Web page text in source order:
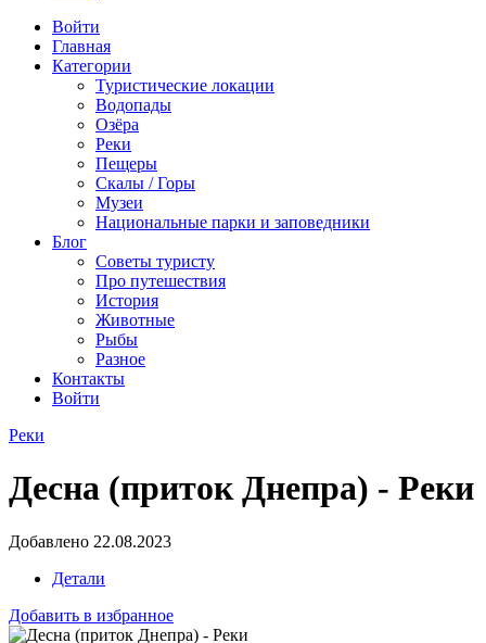
Войти
Главная
Категории
Туристические локации
Водопады
Озёра
Реки
Пещеры
Скалы / Горы
Музеи
Национальные парки и заповедники
Блог
Советы туристу
Про путешествия
История
Животные
Рыбы
Разное
Контакты
Войти
Реки
Десна (приток Днепра) - Реки
Добавлено 22.08.2023
Детали
Добавить в избранное